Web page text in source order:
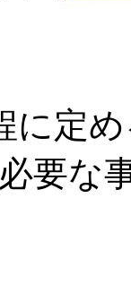
定め
要な